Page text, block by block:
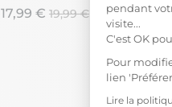
pendant
visite...
C'est OK
Pour
lien
Lire la
17,99 € 19,99 €